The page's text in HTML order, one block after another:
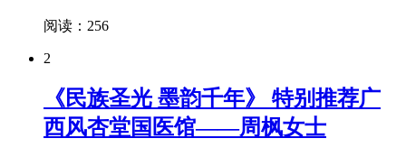
阅读：256
2
《民族圣光 墨韵千年》 特别推荐广
西风杏堂国医馆——周枫女士